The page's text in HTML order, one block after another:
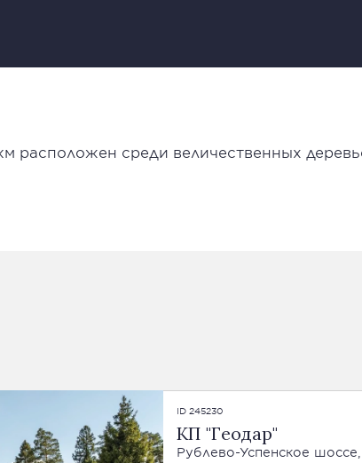
расположен среди величественных
ID 245230
КП "Геодар"
Рублево-Успенское